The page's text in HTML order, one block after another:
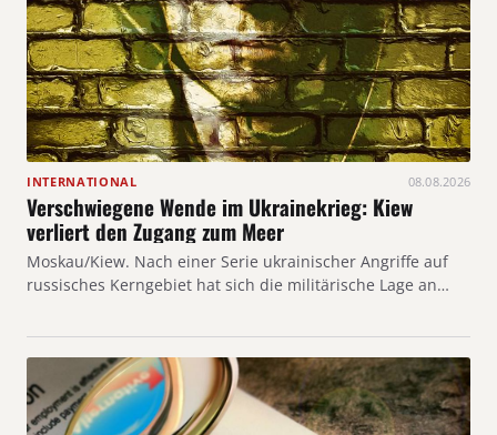
INTERNATIONAL 08.08.2026
Verschwiegene Wende im Ukrainekrieg: Kiew
verliert den Zugang zum Meer
Moskau/Kiew. Nach einer Serie ukrainischer Angriffe auf
russisches Kerngebiet hat sich die militärische Lage an…